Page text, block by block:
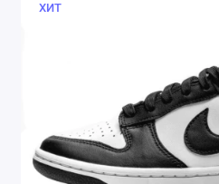
ХИТ